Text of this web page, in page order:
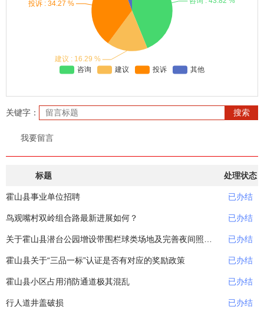
四、留言办理及反馈
您的留言按照六安市人民政府办公室《关于开展市政府网站在线
回复的通知》（六政办秘〔2005〕136号）、《关于进一步加强政府
网站建设和管理的通知》（六政办明电〔2013〕56号）、《关于进一
步加强政府网站信息内容建设的通知》（六政办〔2015〕22号）、
《关于进一步规范网上留言办理工作的通知》（六政办秘〔2020〕74
类留言3个工作日内办结，非咨询类留言10个工作日内办结。留言办
理情况通过手机短信方式进行反馈，其中网络渠道留言您亦可通过六
安市人民政府网“会员中心”查看留言办理进度、结果等。
五、留言选登及评价
作满意度评价（满意、比较满意、不满意）。
关键字：
我要留言
标题 处理状态
霍山县事业单位招聘 已办结
鸟观嘴村双岭组合路最新进展如何？ 已办结
关于霍山县潜台公园增设带围栏球类场地及完善夜间照明的建议书 已办结
霍山县关于“三品一标”认证是否有对应的奖励政策 已办结
霍山县小区占用消防通道极其混乱 已办结
行人道井盖破损 已办结